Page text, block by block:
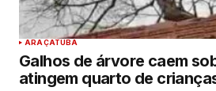
ARAÇATUBA
Galhos de árvore caem
atingem quarto de